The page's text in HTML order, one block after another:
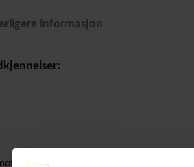
informasjon
mot fuktighet og sollys